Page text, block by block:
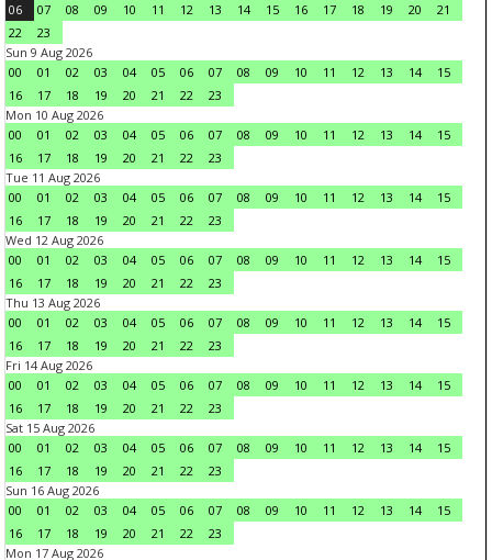
06 07 08 09 10 11 12 13 14 15 16 17 18 19 20
21
22
23
Sun 9 Aug 2026
00
01 02 03 04 05 06 07 08 09 10 11 12 13 14
15
16
17 18 19 20 21 22
23
Mon 10 Aug 2026
00
01 02 03 04 05 06 07 08 09 10 11 12 13 14
15
16
17 18 19 20 21 22
23
Tue 11 Aug 2026
00
01 02 03 04 05 06 07 08 09 10 11 12 13 14
15
16
17 18 19 20 21 22
23
Wed 12 Aug 2026
00
01 02 03 04 05 06 07 08 09 10 11 12 13 14
15
16
17 18 19 20 21 22
23
Thu 13 Aug 2026
00
01 02 03 04 05 06 07 08 09 10 11 12 13 14
15
16
17 18 19 20 21 22
23
Fri 14 Aug 2026
00
01 02 03 04 05 06 07 08 09 10 11 12 13 14
15
16
17 18 19 20 21 22
23
Sat 15 Aug 2026
00
01 02 03 04 05 06 07 08 09 10 11 12 13 14
15
16
17 18 19 20 21 22
23
Sun 16 Aug 2026
00
01 02 03 04 05 06 07 08 09 10 11 12 13 14
15
16
17 18 19 20 21 22
23
Mon 17 Aug 2026